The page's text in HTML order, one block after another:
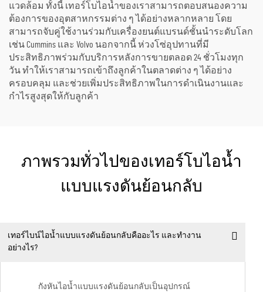
แวดล้อม ทั้งนี้ เทอร์โบไอน้ำของเราสามารถตอบสนองความ
ต้องการของอุตสาหกรรมต่าง ๆ ได้อย่างหลากหลาย โดย
สามารถจับคู่ใช้งานร่วมกับเครื่องยนต์แบรนด์ชั้นนำระดับโลก
เช่น Cummins และ Volvo นอกจากนี้ ห่วงโซ่อุปทานที่มี
ประสิทธิภาพร่วมกับบริการหลังการขายตลอด 24 ชั่วโมงทุก
วัน ทำให้เราสามารถเข้าถึงลูกค้าในตลาดต่าง ๆ ได้อย่าง
ครอบคลุม และช่วยเพิ่มประสิทธิภาพในการดำเนินงานและ
กำไรสูงสุดให้กับลูกค้า
ภาพรวมทั่วไปของเทอร์โบไอน้ำ
แบบแรงดันย้อนกลับ
เทอร์ไบน์ไอน้ำแบบแรงดันย้อนกลับคืออะไร และทำงาน
อย่างไร?
กังหันไอน้ำแบบแรงดันย้อนกลับเป็นอุปกรณ์